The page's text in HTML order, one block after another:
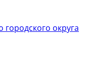
округа